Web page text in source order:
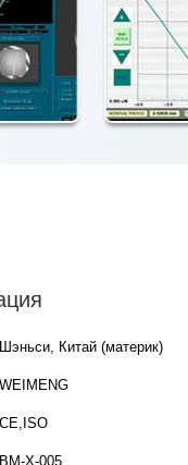
Шэньси, Китай (материк)
WEIMENG
CE,ISO
ВМ-Х-005